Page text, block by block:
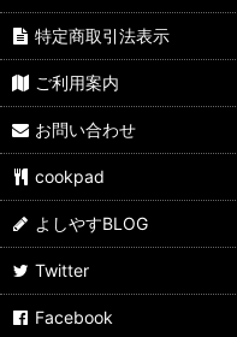
スパイス・ふりかけ
飲料
サイドメニュー
よしやすフェス
特定商取引法表示
ご利用案内
お問い合わせ
cookpad
よしやすBLOG
Twitter
Facebook